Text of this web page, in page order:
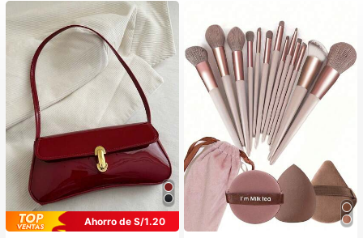
Ahorro de S/1.20